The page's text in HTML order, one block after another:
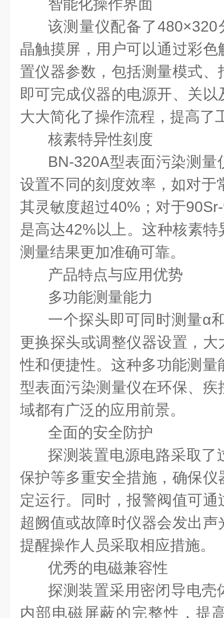
智能化操作界面
该测量仪配备了480×320
晶触摸屏，用户可以通过彩
置仪器参数，包括测量模式
即可完成仪器的电源开、关
大大简化了操作流程，提高了
核素特异性刻度
BN-320A型表面污染测量
设置不同的刻度效率，如对于
其灵敏度超过40%；对于
是高达42%以上。这种核素
测量结果更加准确可靠。
产品特点与应用优势
多功能测量能力
一个探头即可同时测量α
更换探头或调整仪器设置，
性和便捷性。这种多功能测量
型表面污染测量仪在环保、
域都有广泛的应用前景。
全面的安全防护
探测装置电源电路采取了
保护等多重安全措施，确保
定运行。同时，报警阀值可
超阙值或故障时仪器会发出
提醒操作人员采取相应措施。
优秀的电磁兼容性
探测装置采用密闭导电壳
内部电磁屏蔽的完整性，提